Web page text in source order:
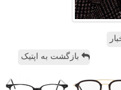
بازگشت به اپتیک